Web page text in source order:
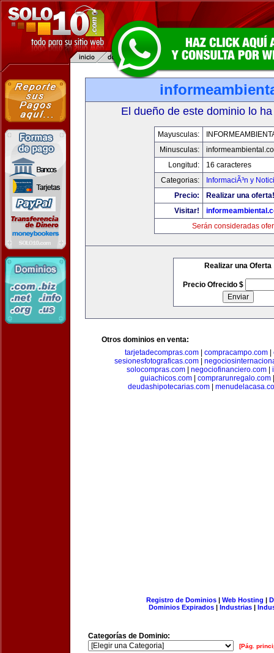
El dueño de este dominio lo
Mayusculas:
Minusculas:
Longitud:
16 caracteres
Categorias:
InformaciÃ³n y
Precio:
Realizar una oferta!
Visitar!
Serán consideradas
Realizar una Oferta
Precio Ofrecido $
Otros dominios en venta:
tarjetadecompras.com
compracampo.com
sesionesfotograficas.com
solocompras.com| negociofinanciero.com|
guiachicos.com
comprarunregalo.com
deudashipotecarias.com|
Registro de Dominios| Web Hosting |
Dominios Expirados | Industrias |
Categorías de Dominio:
[Pág.